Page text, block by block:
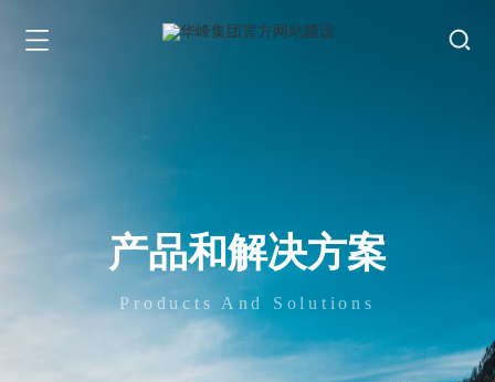
产品和解决方案
Products And Solutions